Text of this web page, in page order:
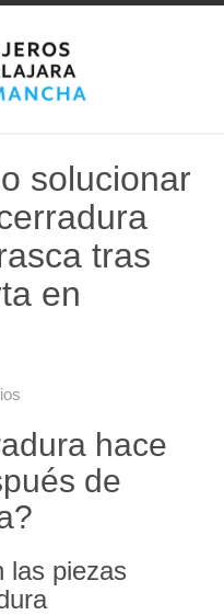
solucionar
tras
en
hace
de
las piezas